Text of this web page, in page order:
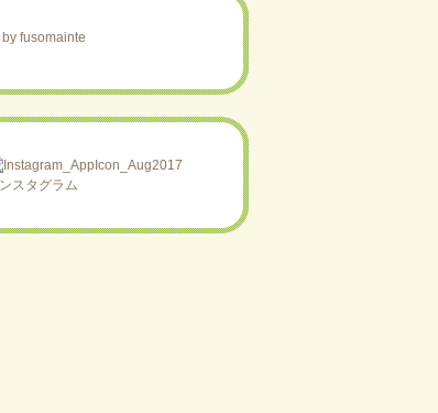
fusomainte
スタグラム